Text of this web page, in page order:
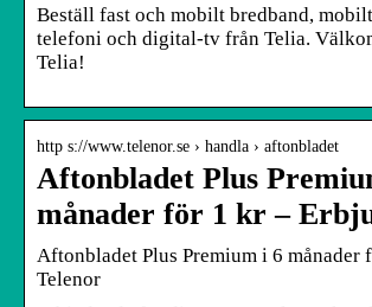
Beställ fast och mobilt bredband,
telefoni och digital-tv från Telia.
Telia!
http s://www.telenor.se › handla › aftonbladet
Aftonbladet Plus
månader för 1 kr –
Aftonbladet Plus Premium i 6 månader
Telenor